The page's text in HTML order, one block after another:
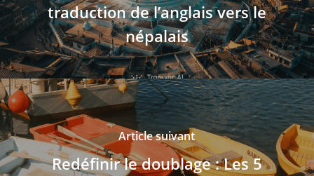
traduction de l’anglais vers le
népalais
Article suivant
Redéfinir le doublage : Les 5